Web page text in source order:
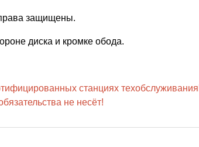
защищены.
диска и кромке обода.
станциях
не несёт!